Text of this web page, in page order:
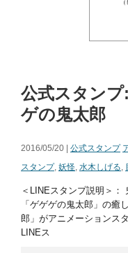
公式スタン
ゲの鬼太郎
2016/05/20 | 公式スタンプ
スタンプ, 妖怪, 水木しげる,
＜LINEスタンプ説明＞：
「ゲゲゲの鬼太郎」の癒
郎」がアニメーションス
LINEス